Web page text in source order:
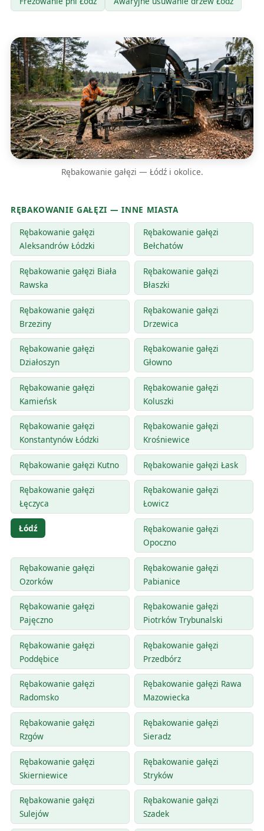
Rębakowanie gałęzi — Łódź i okolice.
RĘBAKOWANIE GAŁĘZI — INNE MIASTA
Rębakowanie gałęzi
Aleksandrów Łódzki
Rębakowanie gałęzi
Bełchatów
Rębakowanie gałęzi Biała
Rawska
Rębakowanie gałęzi
Błaszki
Rębakowanie gałęzi
Brzeziny
Rębakowanie gałęzi
Drzewica
Rębakowanie gałęzi
Działoszyn
Rębakowanie gałęzi
Głowno
Rębakowanie gałęzi
Kamieńsk
Rębakowanie gałęzi
Koluszki
Rębakowanie gałęzi
Konstantynów Łódzki
Rębakowanie gałęzi
Krośniewice
Rębakowanie gałęzi Kutno Rębakowanie gałęzi Łask
Rębakowanie gałęzi
Łęczyca
Rębakowanie gałęzi
Łowicz
Łódź
Rębakowanie gałęzi
Opoczno
Rębakowanie gałęzi
Ozorków
Rębakowanie gałęzi
Pabianice
Rębakowanie gałęzi
Pajęczno
Rębakowanie gałęzi
Piotrków Trybunalski
Rębakowanie gałęzi
Poddębice
Rębakowanie gałęzi
Przedbórz
Rębakowanie gałęzi
Radomsko
Rębakowanie gałęzi Rawa
Mazowiecka
Rębakowanie gałęzi
Rzgów
Rębakowanie gałęzi
Sieradz
Rębakowanie gałęzi
Skierniewice
Rębakowanie gałęzi
Stryków
Rębakowanie gałęzi
Sulejów
Rębakowanie gałęzi
Szadek